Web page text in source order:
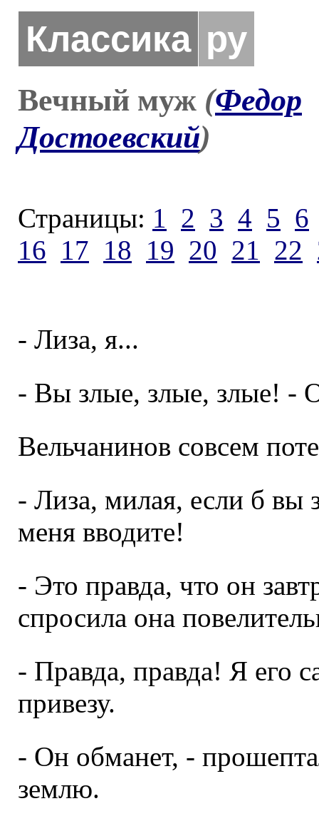
Классика ру
Вечный муж (Федор
Достоевский)
Страницы: 1 2 3 4 5 6
16 17 18 19 20 21 22
- Лиза, я...
- Вы злые, злые, злые! -
Вельчанинов совсем
- Лиза, милая, если б вы
меня вводите!
- Это правда, что он
спросила она
- Правда, правда! Я его
привезу.
- Он обманет, -
землю.